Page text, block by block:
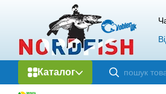
Перейти до основного контенту
Каталог